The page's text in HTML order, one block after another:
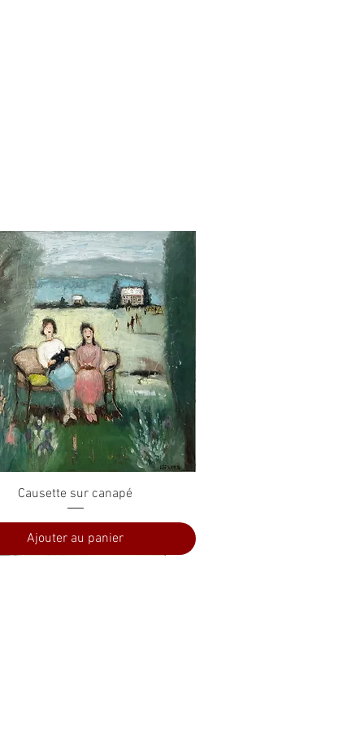
Aperçu rapide
Causette sur canapé
Ajouter au panier